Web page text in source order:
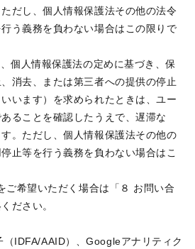
だし、個人情報保護法その他の法令
う義務を負わない場合はこの限りで
個人情報保護法の定めに基づき、保
消去、または第三者への提供の停止
いいます）を求められたときは、ユー
ることを確認したうえで、遅滞な
。ただし、個人情報保護法その他の
止等を行う義務を負わない場合はこ
ご希望いただく場合は「８ お問い合
ださい。
（IDFA/AAID）、Googleアナリティク